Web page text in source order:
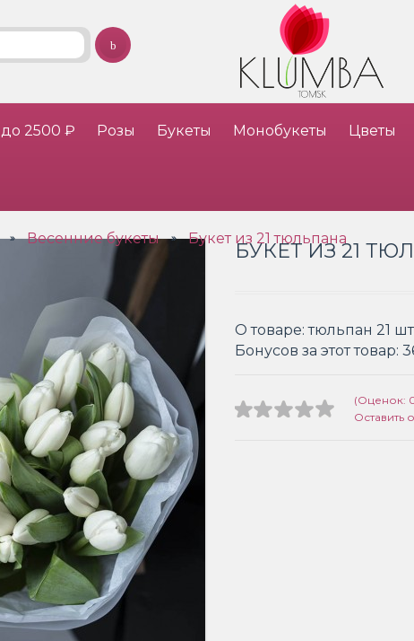
до 2500 ₽ Розы Букеты Монобукеты Цветы
» Весенние букеты » Букет из 21 тюльпана
БУКЕТ ИЗ 21
О товаре:тюльпан 21
Бонусов за этот товар:
(Оценок:
Оставить